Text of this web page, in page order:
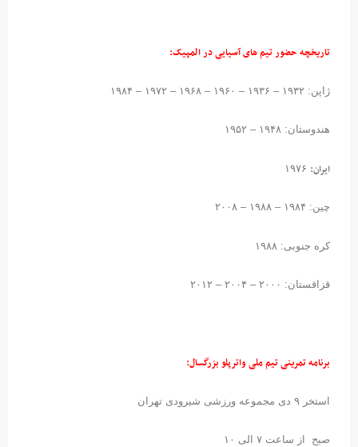
تاریخچه حضور تیم های آسیایی در المپیک:
ژاپن: ۱۹۳۲ – ۱۹۳۶ – ۱۹۶۰ – ۱۹۶۸ – ۱۹۷۲ – ۱۹۸۴
هندوستان: ۱۹۴۸ – ۱۹۵۲
ایران:۱۹۷۶
چین: ۱۹۸۴ – ۱۹۸۸ – ۲۰۰۸
کره جنوبی: ۱۹۸۸
قزاقستان: ۲۰۰۰ – ۲۰۰۴ – ۲۰۱۲
برنامه تمرینی تیم ملی واترپلو بزرگسال:
استخر ۹ دی مجموعه ورزشی شیرودی تهران
صبح از ساعت ۷ الی ۱۰